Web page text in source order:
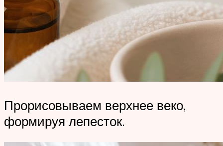
Прорисовываем верхнее веко,
формируя лепесток.